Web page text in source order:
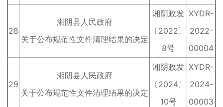
28
湘阴县人民政府
关于公布规范性文件清理结果的决定
湘阴政发
〔2022〕
8号
XYDR-
2022-
00004
29
湘阴县人民政府
关于公布规范性文件清理结果的决定
湘阴政发
〔2024〕
10号
XYDR-
2024-
00003